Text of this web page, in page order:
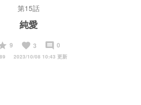
第15話
純愛
9 favorite 3 insert_comment 0
89 2023/10/08 10:43 更新